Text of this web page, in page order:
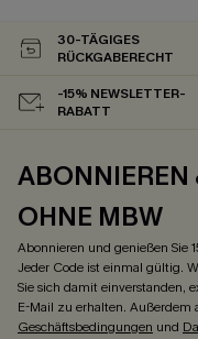
30-TÄGIGES
RÜCKGABERECHT
-15% NEWSLETTER-
RABATT
ABONNIEREN
OHNE MBW
Abonnieren und genießen Sie
Jeder Code ist einmal gültig.
Sie sich damit einverstanden,
E-Mail zu erhalten. Außerdem
Geschäftsbedingungen und